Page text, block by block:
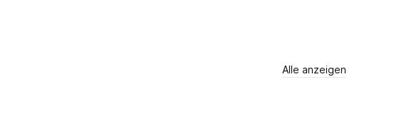
Alle anzeigen